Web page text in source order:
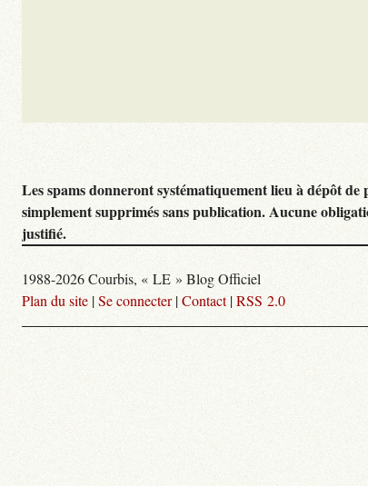
Les spams donneront systématiquement lieu à dépôt
simplement supprimés sans publication. Aucune
justifié.
1988-2026 Courbis, « LE » Blog Officiel
Plan du site |Se connecter|Contact|RSS 2.0